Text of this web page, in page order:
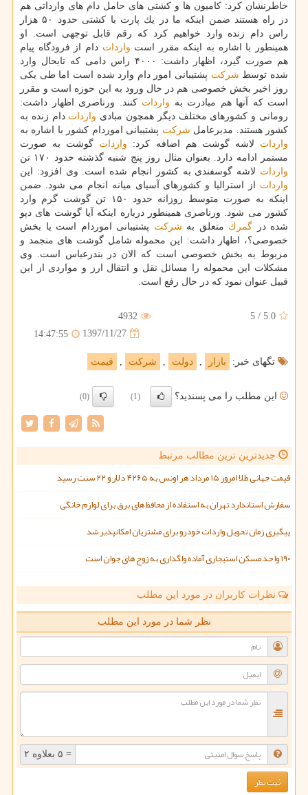
خاطرنشان كرد: كامیون ها و كشتی های حامل دام های وارداتی هم
در راه هستند ضمن اینكه ما در یك پارت با كشتی حدود ۵۰ هزار
راس دام زنده وارد خواهیم كرد كه رقم قابل توجهی است. او
همینطور با اشاره به اینكه مقرر است واردات دام از فرودگاه پیام
هم صورت گیرد، اظهار داشت: ۴۰۰۰ راس دامی كه تابحال وارد
شده توسط شركت پشتیبانی امور دام وارد شده است اما طی یكی
روز اخیر بخش خصوصی هم در حال ورود به این حوزه است و مقرر
است كه آنها هم مبادرت به واردات كنند. ورناصری اظهار داشت:
رومانی و كشورهای مختلف دیگر همچون مبادی واردات دام زنده به
كشور هستند. مدیرعامل شركت پشتیبانی اموردام كشور با اشاره به
واردات لاشه گوشت هم اضافه كرد: واردات گوشت به صورت
مستمر ادامه دارد. بعنوان مثال روز پنج شنبه گذشته حدود ۱۷۰ تن
واردات لاشه گوسفندی به كشور انجام شده است. وی افزود: این
واردات از استرالیا و كشورهای آسیای میانه انجام می شود. ضمن
اینكه به صورت متوسط روزانه حدود ۱۵۰ تن گوشت گرم وارد
كشور می شود. ورناصری همینطور درباره اینكه آیا گوشت های دپو
شده در گمرك متعلق به شركت پشتیبانی اموردام است یا بخش
خصوصی؟، اظهار داشت: این محموله شامل گوشت های منجمد و
مربوط به بخش خصوصی است كه الان در بندرعباس است. وی
مشكلات این محموله را مسائل نقل و انتقال ارز و مواردی از این
قبیل عنوان نمود كه در حال رفع است.
5.0
/
5
4932
1397/11/27
14:47:55
تگهای خبر: بازار دولت شركت قیمت
این مطلب را می پسندید؟ (1)
(0)
جدیدترین ترین مطالب مرتبط
قیمت جهانی طلا امروز ۱۵ مرداد هر اونس به ۴۲۶۵ دلار و ۲۲ سنت رسید
سفارش استاندارد تهران به استفاده از محافظ های برق برای لوازم خانگی
پیگیری زمان تحویل واردات خودرو برای مشتریان امکانپذیر شد
۱۹۰ واحد مسکن استیجاری آماده واگذاری به زوج های جوان است
نظرات کاربران در مورد این مطلب
نظر شما در مورد این مطلب
= ۵ بعلاوه ۲